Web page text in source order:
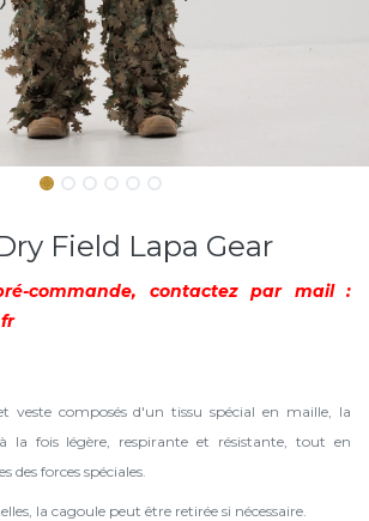
Field Lapa Gear
commande, contactez par mail :
veste composés d'un tissu spécial en maille, la
la fois légère, respirante et résistante, tout en
des forces spéciales.
la cagoule peut être retirée si nécessaire.